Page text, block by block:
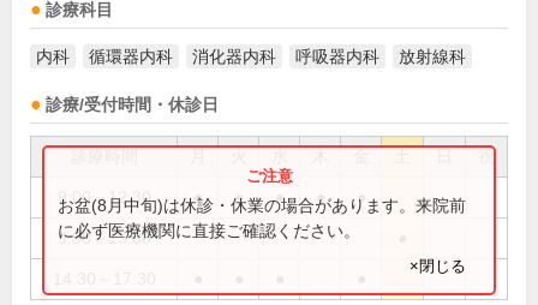
診療科目
内科 循環器内科 消化器内科 呼吸器内科 放射線科
診療/受付時間・休診日
祝
9:00～12:30 ● ● ● ● ●
9:00～13:00
お盆(8月中旬)は休診・休業の場合があります。来院前
に必ず医療機関に直接ご確認ください。
×閉じる